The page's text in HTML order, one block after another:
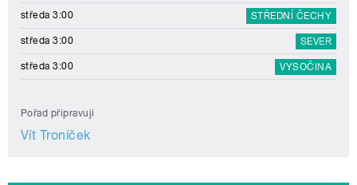
středa 3:00 STŘEDNÍ ČECHY
středa 3:00 SEVER
středa 3:00 VYSOČINA
Pořad připravují
Vít Troníček